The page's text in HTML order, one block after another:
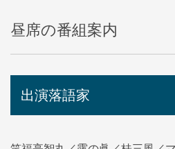
昼席の番組案内
出演落語家